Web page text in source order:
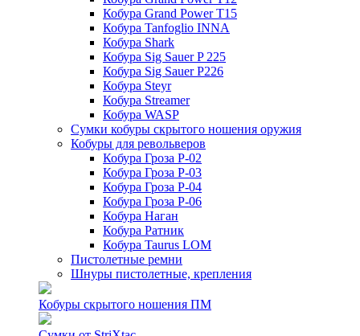
Кобура Grand Power T15
Кобура Tanfoglio INNA
Кобура Shark
Кобура Sig Sauer P 225
Кобура Sig Sauer P226
Кобура Steyr
Кобура Streamer
Кобура WASP
Сумки кобуры скрытого ношения оружия
Кобуры для револьверов
Кобура Гроза Р-02
Кобура Гроза Р-03
Кобура Гроза Р-04
Кобура Гроза Р-06
Кобура Наган
Кобура Ратник
Кобура Taurus LOM
Пистолетные ремни
Шнуры пистолетные, крепления
Кобуры скрытого ношения ПМ